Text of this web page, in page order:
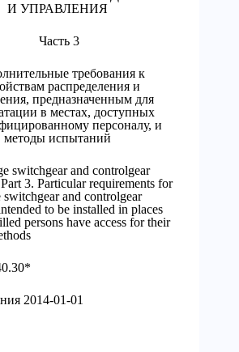
И УПРАВЛЕНИЯ
Часть 3
требования к
распределения и
предназначенным для
в местах, доступных
персоналу, и
методы испытаний
switchgear and controlgear
3. Particular requirements for
and controlgear
to be installed in places
persons have access for their
2014-01-01